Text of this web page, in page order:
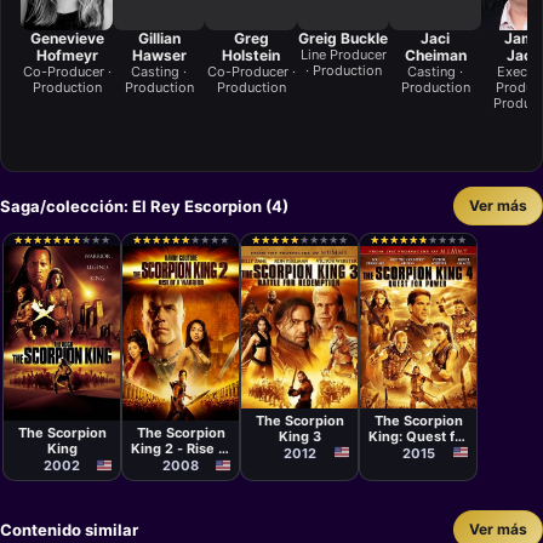
Genevieve
Hofmeyr
Co-Producer ·
Production
Gillian
Hawser
Casting ·
Production
Greg
Holstein
Co-Producer ·
Production
Greig Buckle
Line Producer
· Production
Jaci
Cheiman
Casting ·
Production
Saga/colección: El Rey Escorpion (4) Ver más
★
★★
★★
★★
★★
★★
★★
★ ★
★ ★
★ ★
★
Película
Chuck Russell
The Scorpion
King
2002
★
★★
★★
★★
★★
★★
★★
★ ★
★ ★
★ ★
★
Película
Russell
Mulcahy
The Scorpion
King 2 - Rise of
a Warrior
2008
★
★★
★★
★★
★★
★★
★ ★
★ ★
★ ★
★ ★
★
Película
Roel Reiné
The Scorpion
King 3
2012
★
★★
★★
★★
★★
★★
★ ★
★ ★
★ ★
★ ★
★
Película
The Scorpion
King: Quest for
Power
2015
Contenido similar Ver más